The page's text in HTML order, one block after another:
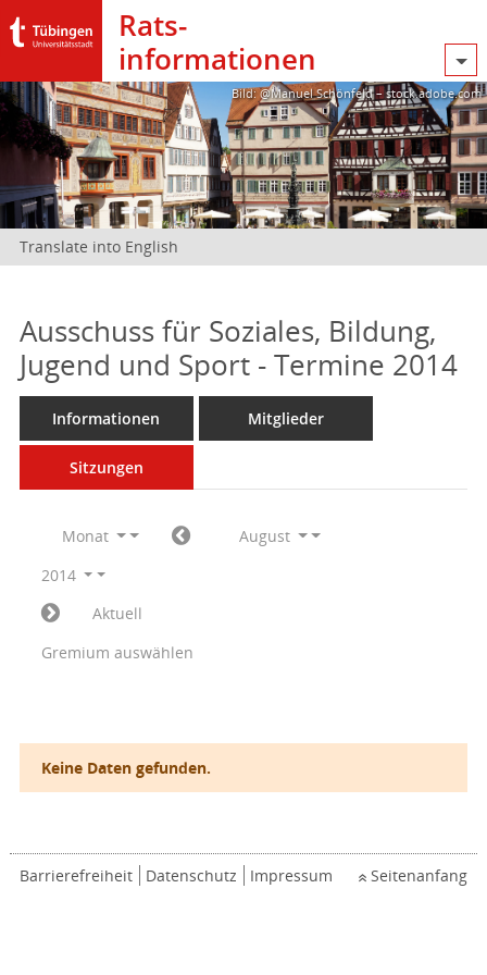
Rats­
informationen
Bild: @Manuel Schönfeld – stock.adobe.com
Translate into English
Ausschuss für Soziales, Bildung,
Jugend und Sport - Termine 2014
Informationen Mitglieder
Sitzungen
Monat
August
2014
Aktuell
Gremium auswählen
Keine Daten gefunden.
Barrierefreiheit Datenschutz Impressum Seitenanfang